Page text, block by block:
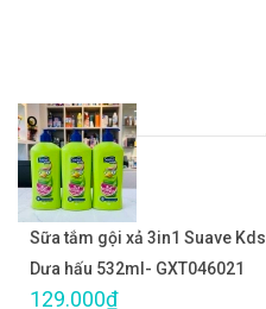
Sữa tắm gội xả 3in1 Suave Kds
Dưa hấu 532ml- GXT046021
129.000₫